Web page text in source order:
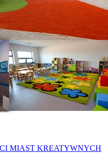
MIAST KREATYWNYCH